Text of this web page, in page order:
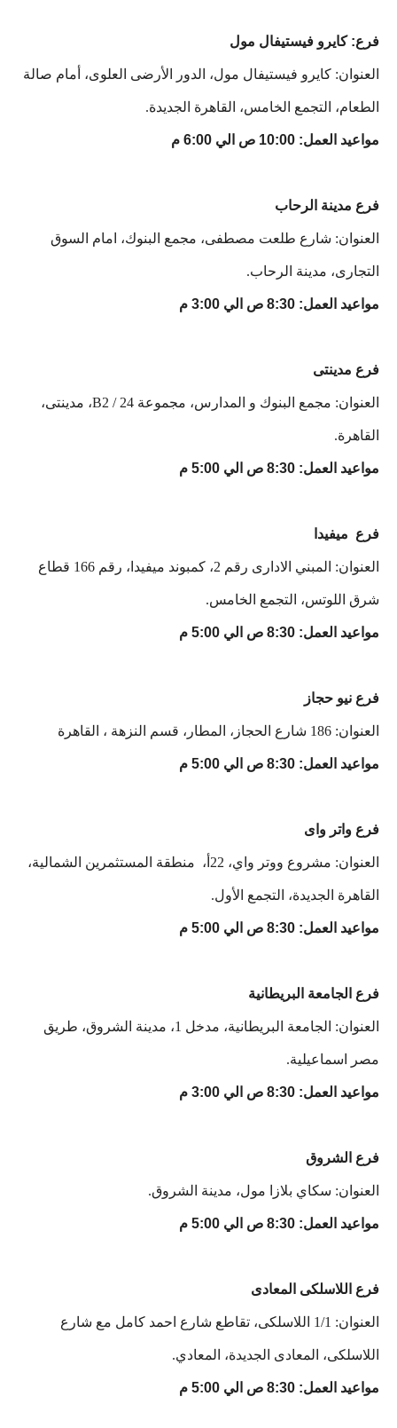
فرع: كايرو فيستيفال مول
العنوان: كايرو فيستيفال مول، الدور الأرضى العلوى، أمام صالة
الطعام، التجمع الخامس، القاهرة الجديدة.
مواعيد العمل: 10:00 ص الي 6:00 م
فرع مدينة الرحاب
العنوان: شارع طلعت مصطفى، مجمع البنوك، امام السوق
التجارى، مدينة الرحاب.
مواعيد العمل: 8:30 ص الي 3:00 م
فرع مدينتى
العنوان: مجمع البنوك و المدارس، مجموعة 24 / B2، مدينتى،
القاهرة.
مواعيد العمل: 8:30 ص الي 5:00 م
فرع ميفيدا
العنوان: المبني الادارى رقم 2، كمبوند ميفيدا، رقم 166 قطاع
شرق اللوتس، التجمع الخامس.
مواعيد العمل: 8:30 ص الي 5:00 م
فرع نيو حجاز
العنوان: 186 شارع الحجاز، المطار، قسم النزهة ، القاهرة
مواعيد العمل: 8:30 ص الي 5:00 م
فرع واتر واى
العنوان: مشروع ووتر واي، 22أ، منطقة المستثمرين الشمالية،
القاهرة الجديدة، التجمع الأول.
مواعيد العمل: 8:30 ص الي 5:00 م
فرع الجامعة البريطانية
العنوان: الجامعة البريطانية، مدخل 1، مدينة الشروق، طريق
مصر اسماعيلية.
مواعيد العمل: 8:30 ص الي 3:00 م
فرع الشروق
العنوان: سكاي بلازا مول، مدينة الشروق.
مواعيد العمل: 8:30 ص الي 5:00 م
فرع اللاسلكى المعادى
العنوان: 1/1 اللاسلكى، تقاطع شارع احمد كامل مع شارع
اللاسلكى، المعادى الجديدة، المعادي.
مواعيد العمل: 8:30 ص الي 5:00 م